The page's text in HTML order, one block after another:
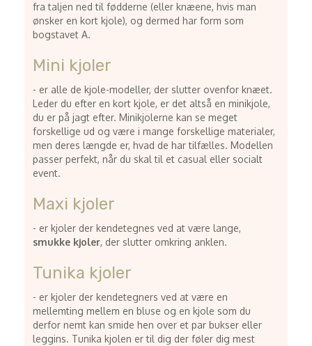
fra taljen ned til fødderne (eller knæene, hvis man
ønsker en kort kjole), og dermed har form som
bogstavet A.
Mini kjoler
- er alle de kjole-modeller, der slutter ovenfor knæet.
Leder du efter en kort kjole, er det altså en minikjole,
du er på jagt efter. Minikjolerne kan se meget
forskellige ud og være i mange forskellige materialer,
men deres længde er, hvad de har tilfælles. Modellen
passer perfekt, når du skal til et casual eller socialt
event.
Maxi kjoler
- er kjoler der kendetegnes ved at være lange,
smukke kjoler, der slutter omkring anklen.
Tunika kjoler
- er kjoler der kendetegners ved at være en
mellemting mellem en bluse og en kjole som du
derfor nemt kan smide hen over et par bukser eller
leggins. Tunika kjolen er til dig der føler dig mest